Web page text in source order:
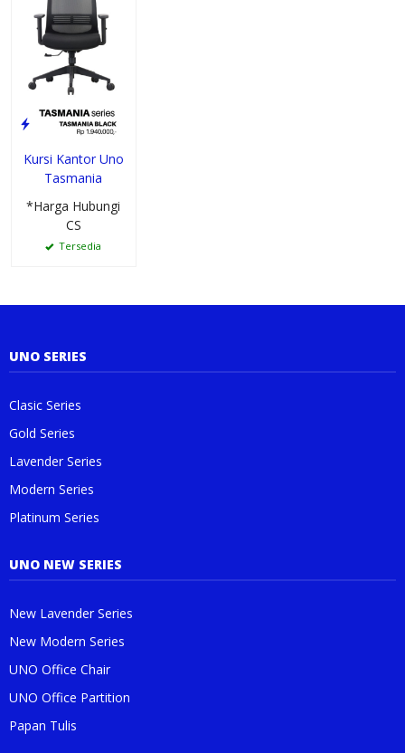
Kursi Kantor Uno
Tasmania
*Harga Hubungi
CS
Tersedia
UNO SERIES
Clasic Series
Gold Series
Lavender Series
Modern Series
Platinum Series
UNO NEW SERIES
New Lavender Series
New Modern Series
UNO Office Chair
UNO Office Partition
Papan Tulis